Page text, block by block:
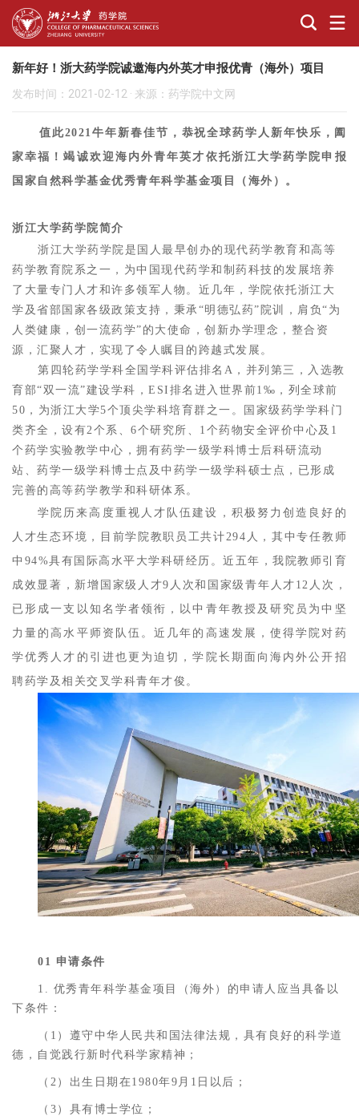
新年好！浙大药学院诚邀海内外英才申报优青（海外）项目
发布时间：2021-02-12 · 来源：药学院中文网
值此2021牛年新春佳节，恭祝全球药学人新年快乐，阖
家幸福！竭诚欢迎海内外青年英才依托浙江大学药学院申报
国家自然科学基金优秀青年科学基金项目（海外）。
浙江大学药学院简介
浙江大学药学院是国人最早创办的现代药学教育和高等
药学教育院系之一，为中国现代药学和制药科技的发展培养
了大量专门人才和许多领军人物。近几年，学院依托浙江大
学及省部国家各级政策支持，秉承“明德弘药”院训，肩负“为
人类健康，创一流药学”的大使命，创新办学理念，整合资
源，汇聚人才，实现了令人瞩目的跨越式发展。
第四轮药学学科全国学科评估排名A，并列第三，入选教
育部“双一流”建设学科，ESI排名进入世界前1‰，列全球前
50，为浙江大学5个顶尖学科培育群之一。国家级药学学科门
类齐全，设有2个系、6个研究所、1个药物安全评价中心及1
个药学实验教学中心，拥有药学一级学科博士后科研流动
站、药学一级学科博士点及中药学一级学科硕士点，已形成
完善的高等药学教学和科研体系。
学院历来高度重视人才队伍建设，积极努力创造良好的
人才生态环境，目前学院教职员工共计294人，其中专任教师
中94%具有国际高水平大学科研经历。近五年，我院教师引育
成效显著，新增国家级人才9人次和国家级青年人才12人次，
已形成一支以知名学者领衔，以中青年教授及研究员为中坚
力量的高水平师资队伍。近几年的高速发展，使得学院对药
学优秀人才的引进也更为迫切，学院长期面向海内外公开招
聘药学及相关交叉学科青年才俊。
01 申请条件
1. 优秀青年科学基金项目（海外）的申请人应当具备以
下条件：
（1）遵守中华人民共和国法律法规，具有良好的科学道
德，自觉践行新时代科学家精神；
（2）出生日期在1980年9月1日以后；
（3）具有博士学位；